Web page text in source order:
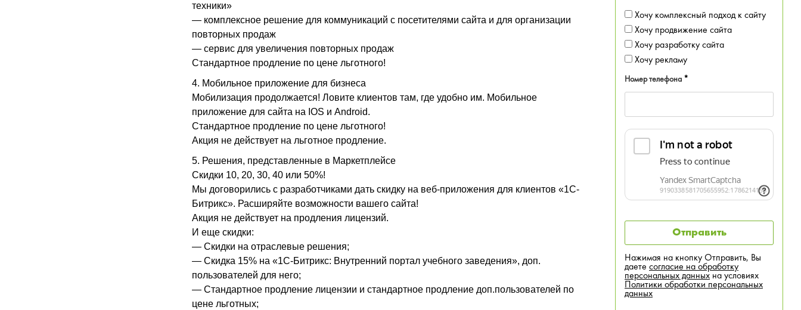
техники»
— комплексное решение для коммуникаций с посетителями сайта и для организации
повторных продаж
— сервис для увеличения повторных продаж
Стандартное продление по цене льготного!
4. Мобильное приложение для бизнеса
Мобилизация продолжается! Ловите клиентов там, где удобно им. Мобильное
приложение для сайта на IOS и Android.
Стандартное продление по цене льготного!
Акция не действует на льготное продление.
5. Решения, представленные в Маркетплейсе
Скидки 10, 20, 30, 40 или 50%!
Мы договорились с разработчиками дать скидку на веб-приложения для клиентов «1С-
Битрикс». Расширяйте возможности вашего сайта!
Акция не действует на продления лицензий.
И еще скидки:
— Скидки на отраслевые решения;
— Скидка 15% на «1С-Битрикс: Внутренний портал учебного заведения», доп.
пользователей для него;
— Стандартное продление лицензии и стандартное продление доп.пользователей по
цене льготных;
Хочу комплексный подход к сайту
Хочу продвижение сайта
Хочу разработку сайта
Хочу рекламу
Номер телефона *
Нажимая на кнопку Отправить, Вы
даете согласие на обработку
персональных данных на условиях
Политики обработки персональных
данных